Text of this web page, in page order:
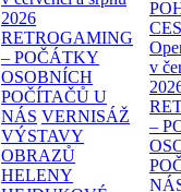
2026
RETROGAMING
– POČÁTKY
OSOBNÍCH
POČÍTAČŮ U
NÁS VERNISÁŽ
VÝSTAVY
OBRAZŮ
HELENY
v
–